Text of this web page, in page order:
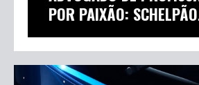
POR PAIXÃO: